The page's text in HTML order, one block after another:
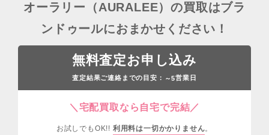
オーラリー（AURALEE）の買取はブラ
ンドゥールにおまかせください！
無料査定お申し込み
査定結果ご連絡までの目安： ～5営業日
＼宅配買取なら自宅で完結／
お試しでもOK!! 利用料は一切かかりません。